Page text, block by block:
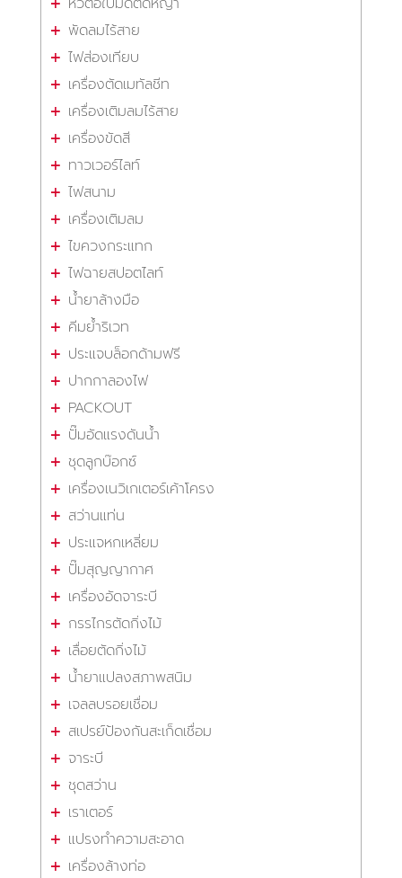
พัดลมไร้สาย
ไฟส่องเทียบ
เครื่องตัดเมทัลชีท
เครื่องเติมลมไร้สาย
เครื่องขัดสี
ทาวเวอร์ไลท์
ไฟสนาม
เครื่องเติมลม
ไขควงกระแทก
ไฟฉายสปอตไลท์
น้ำยาล้างมือ
คีมย้ำริเวท
ประแจบล็อกด้ามฟรี
ปากกาลองไฟ
PACKOUT
ปั๊มอัดแรงดันน้ำ
ชุดลูกบ๊อกซ์
เครื่องเนวิเกเตอร์เค้าโครง
สว่านแท่น
ประแจหกเหลี่ยม
ปั๊มสุญญากาศ
เครื่องอัดจาระบี
กรรไกรตัดกิ่งไม้
เลื่อยตัดกิ่งไม้
น้ำยาแปลงสภาพสนิม
เจลลบรอยเชื่อม
สเปรย์ป้องกันสะเก็ดเชื่อม
จาระบี
ชุดสว่าน
เราเตอร์
แปรงทำความสะอาด
เครื่องล้างท่อ